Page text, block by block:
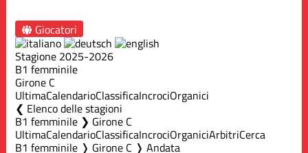
Giocatori
Stagione 2025-2026
B1 femminile
Girone C
UltimaCalendarioClassificaIncrociOrganici
Elenco delle stagioni
B1 femminile ❯ Girone C
UltimaCalendarioClassificaIncrociOrganiciArbitriCerca
B1 femminile ❭ Girone C ❭ Andata